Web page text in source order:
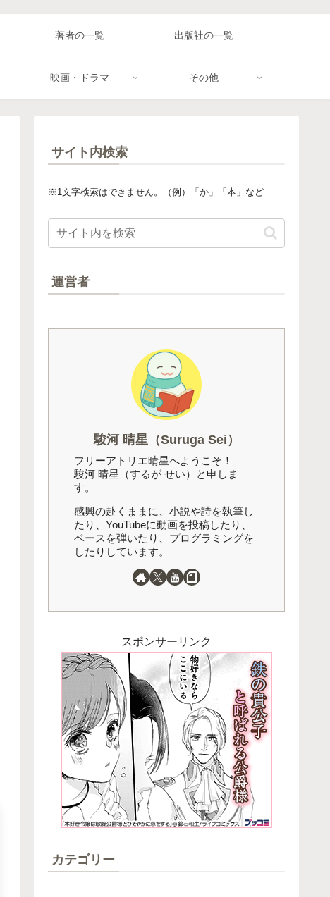
著者の一覧 出版社の一覧
映画・ドラマ その他
サイト内検索
※1文字検索はできません。（例）「か」「本」など
運営者
駿河 晴星（Suruga Sei）
フリーアトリエ晴星へようこそ！
駿河 晴星（するが せい）と申しま
す。
感興の赴くままに、小説や詩を執筆し
たり、YouTubeに動画を投稿したり、
ベースを弾いたり、プログラミングを
したりしています。
スポンサーリンク
カテゴリー